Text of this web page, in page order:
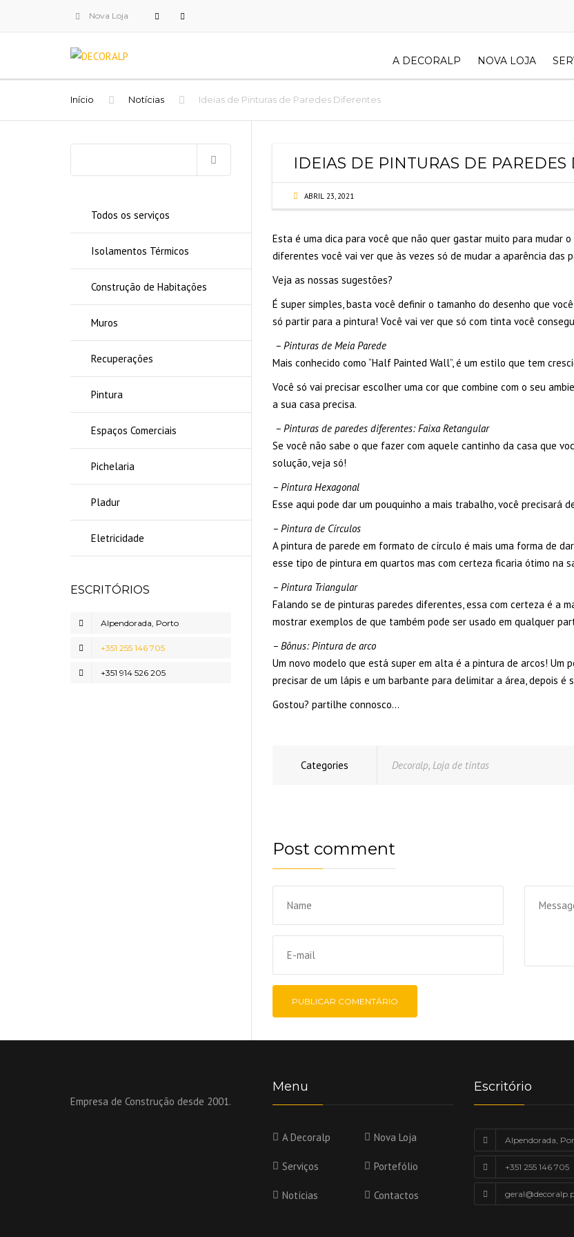
Nova Loja
A DECORALP NOVA LOJA
Início Notícias Ideias de Pinturas de Paredes Diferentes
Todos os serviços
Isolamentos Térmicos
Construção de Habitações
Muros
Recuperações
Pintura
Espaços Comerciais
Pichelaria
Pladur
Eletricidade
ESCRITÓRIOS
Alpendorada, Porto
+351 255 146 705
+351 914 526 205
IDEIAS DE PINTURAS DE PAREDES
ABRIL 23, 2021
Esta é uma dica para você que não quer gastar muito para mudar
diferentes você vai ver que às vezes só de mudar a aparência
Veja as nossas sugestões?
É super simples, basta você definir o tamanho do desenho que
só partir para a pintura! Você vai ver que só com tinta você
– Pinturas de Meia Parede
Mais conhecido como “Half Painted Wall”, é um estilo que tem
Você só vai precisar escolher uma cor que combine com o seu
a sua casa precisa.
– Pinturas de paredes diferentes: Faixa Retangular
Se você não sabe o que fazer com aquele cantinho da casa que
solução, veja só!
– Pintura Hexagonal
Esse aqui pode dar um pouquinho a mais trabalho, você precisará
– Pintura de Círculos
A pintura de parede em formato de círculo é mais uma forma de
esse tipo de pintura em quartos mas com certeza ficaria ótimo na
– Pintura Triangular
Falando se de pinturas paredes diferentes, essa com certeza é a
mostrar exemplos de que também pode ser usado em qualquer
– Bônus: Pintura de arco
Um novo modelo que está super em alta é a pintura de arcos! Um
precisar de um lápis e um barbante para delimitar a área, depois é
Gostou? partilhe connosco…
Categories Decoralp, Loja de tintas
Post comment
Empresa de Construção desde 2001.
Menu
A Decoralp Nova Loja
Serviços Portefólio
Notícias Contactos
Escritório
Alpendorada,
+351 255 146 705